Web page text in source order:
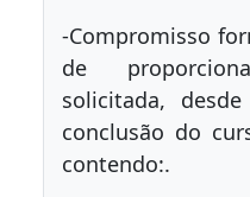
-Compromisso
de
solicitada,
conclusão do
contendo:.